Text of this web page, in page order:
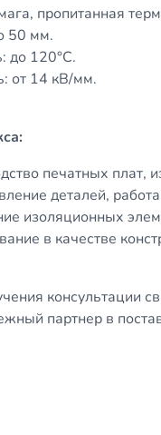
пропитанная
50 мм.
до 120°C.
от 14 кВ/мм.
печатных плат,
деталей,
изоляционных
в качестве
партнер в